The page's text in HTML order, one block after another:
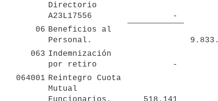
Directorio
A23L17556
-
06 Beneficios al
Personal.
063 Indemnización
por retiro
-
064001 Reintegro Cuota
Mutual